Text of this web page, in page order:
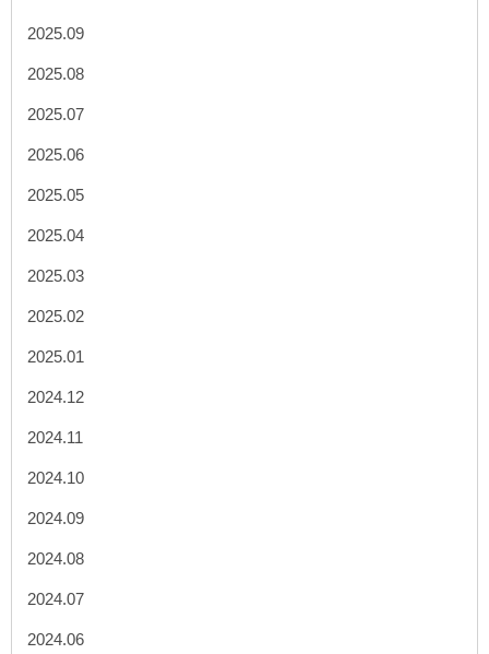
2025.09
2025.08
2025.07
2025.06
2025.05
2025.04
2025.03
2025.02
2025.01
2024.12
2024.11
2024.10
2024.09
2024.08
2024.07
2024.06